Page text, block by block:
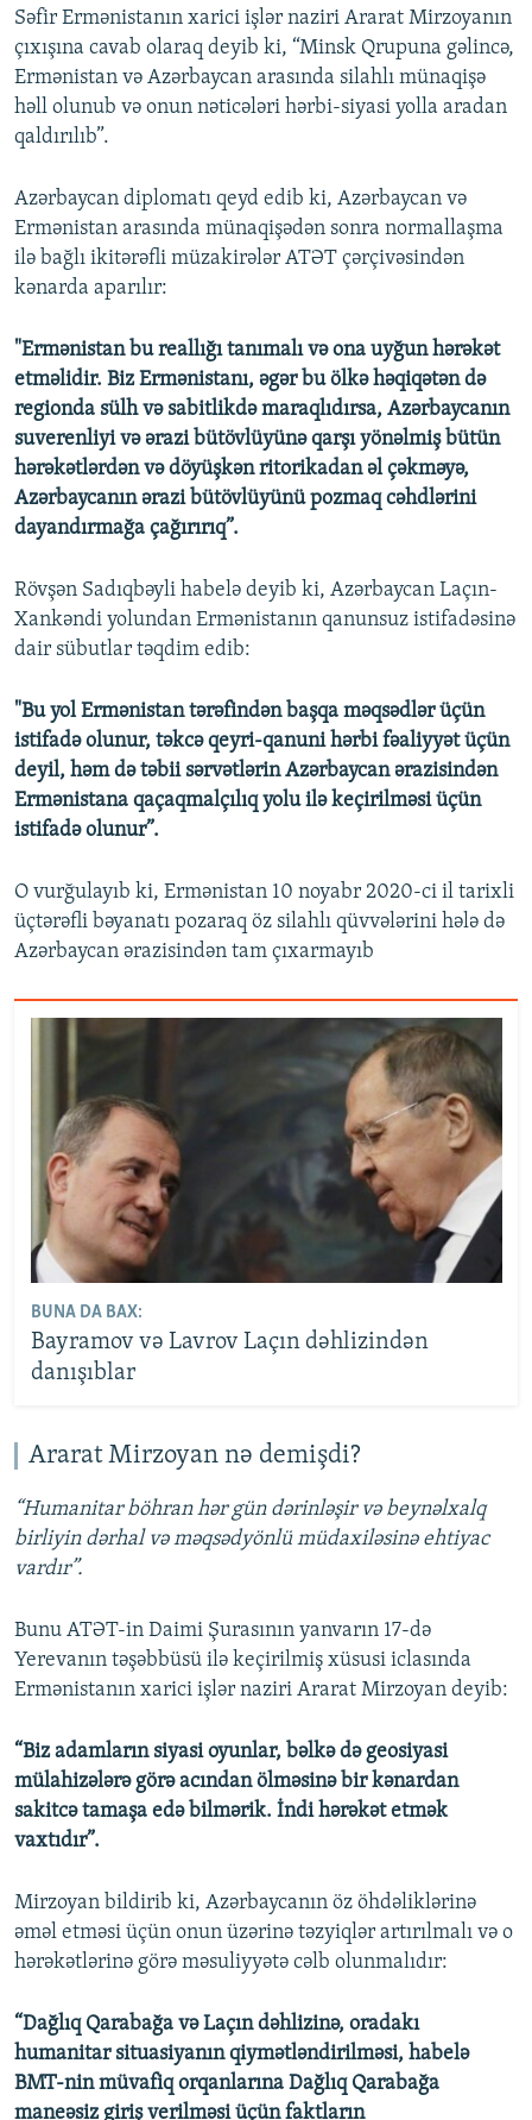
Səfir Ermənistanın xarici işlər naziri Ararat Mirzoyanın
çıxışına cavab olaraq deyib ki, “Minsk Qrupuna gəlincə,
Ermənistan və Azərbaycan arasında silahlı münaqişə
həll olunub və onun nəticələri hərbi-siyasi yolla aradan
qaldırılıb”.
Azərbaycan diplomatı qeyd edib ki, Azərbaycan və
Ermənistan arasında münaqişədən sonra normallaşma
ilə bağlı ikitərəfli müzakirələr ATƏT çərçivəsindən
kənarda aparılır:
"Ermənistan bu reallığı tanımalı və ona uyğun hərəkət
etməlidir. Biz Ermənistanı, əgər bu ölkə həqiqətən də
regionda sülh və sabitlikdə maraqlıdırsa, Azərbaycanın
suverenliyi və ərazi bütövlüyünə qarşı yönəlmiş bütün
hərəkətlərdən və döyüşkən ritorikadan əl çəkməyə,
Azərbaycanın ərazi bütövlüyünü pozmaq cəhdlərini
dayandırmağa çağırırıq”.
Rövşən Sadıqbəyli habelə deyib ki, Azərbaycan Laçın-
Xankəndi yolundan Ermənistanın qanunsuz istifadəsinə
dair sübutlar təqdim edib:
"Bu yol Ermənistan tərəfindən başqa məqsədlər üçün
istifadə olunur, təkcə qeyri-qanuni hərbi fəaliyyət üçün
deyil, həm də təbii sərvətlərin Azərbaycan ərazisindən
Ermənistana qaçaqmalçılıq yolu ilə keçirilməsi üçün
istifadə olunur”.
O vurğulayıb ki, Ermənistan 10 noyabr 2020-ci il tarixli
üçtərəfli bəyanatı pozaraq öz silahlı qüvvələrini hələ də
Azərbaycan ərazisindən tam çıxarmayıb
BUNA DA BAX:
Bayramov və Lavrov Laçın dəhlizindən
danışıblar
Ararat Mirzoyan nə demişdi?
“Humanitar böhran hər gün dərinləşir və beynəlxalq
birliyin dərhal və məqsədyönlü müdaxiləsinə ehtiyac
vardır”.
Bunu ATƏT-in Daimi Şurasının yanvarın 17-də
Yerevanın təşəbbüsü ilə keçirilmiş xüsusi iclasında
Ermənistanın xarici işlər naziri Ararat Mirzoyan deyib:
“Biz adamların siyasi oyunlar, bəlkə də geosiyasi
mülahizələrə görə acından ölməsinə bir kənardan
sakitcə tamaşa edə bilmərik. İndi hərəkət etmək
vaxtıdır”.
Mirzoyan bildirib ki, Azərbaycanın öz öhdəliklərinə
əməl etməsi üçün onun üzərinə təzyiqlər artırılmalı və o
hərəkətlərinə görə məsuliyyətə cəlb olunmalıdır:
“Dağlıq Qarabağa və Laçın dəhlizinə, oradakı
humanitar situasiyanın qiymətləndirilməsi, habelə
BMT-nin müvafiq orqanlarına Dağlıq Qarabağa
maneəsiz giriş verilməsi üçün faktların